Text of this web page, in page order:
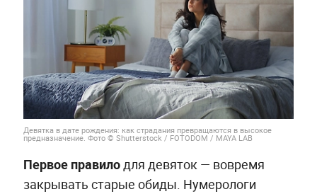
Девятка в дате рождения: как страдания превращаются в высокое
предназначение. Фото © Shutterstock / FOTODOM / MAYA LAB
Первое правилодля девяток — вовремя
закрывать старые обиды. Нумерологи